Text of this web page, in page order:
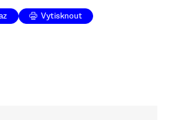
Vytisknout